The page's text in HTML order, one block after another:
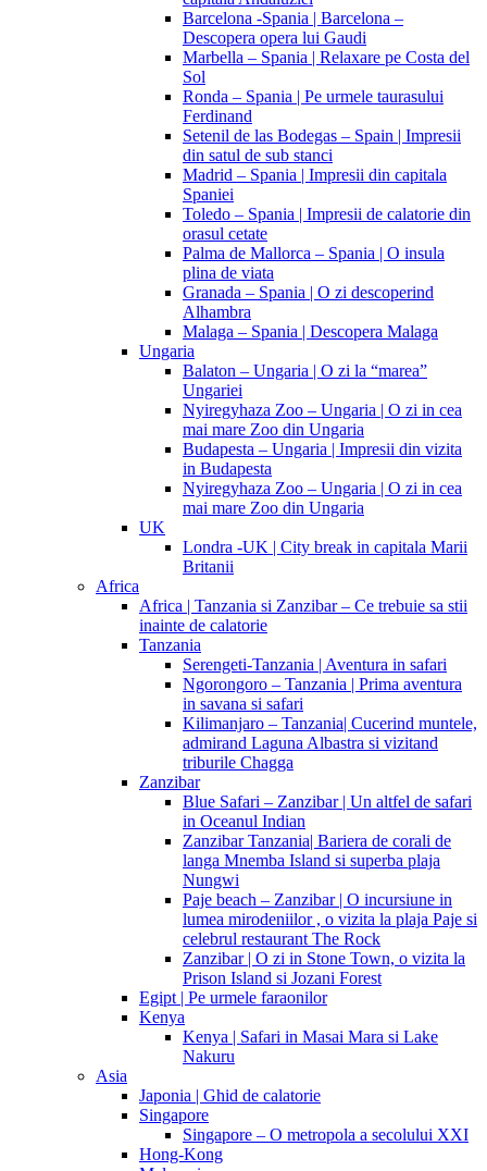
Barcelona -Spania | Barcelona –
Descopera opera lui Gaudi
Marbella – Spania | Relaxare pe Costa del
Sol
Ronda – Spania | Pe urmele taurasului
Ferdinand
Setenil de las Bodegas – Spain | Impresii
din satul de sub stanci
Madrid – Spania | Impresii din capitala
Spaniei
Toledo – Spania | Impresii de calatorie din
orasul cetate
Palma de Mallorca – Spania | O insula
plina de viata
Granada – Spania | O zi descoperind
Alhambra
Malaga – Spania | Descopera Malaga
Ungaria
Balaton – Ungaria | O zi la “marea”
Ungariei
Nyiregyhaza Zoo – Ungaria | O zi in cea
mai mare Zoo din Ungaria
Budapesta – Ungaria | Impresii din vizita
in Budapesta
Nyiregyhaza Zoo – Ungaria | O zi in cea
mai mare Zoo din Ungaria
UK
Londra -UK | City break in capitala Marii
Britanii
Africa
Africa | Tanzania si Zanzibar – Ce trebuie sa stii
inainte de calatorie
Tanzania
Serengeti-Tanzania | Aventura in safari
Ngorongoro – Tanzania | Prima aventura
in savana si safari
Kilimanjaro – Tanzania| Cucerind muntele,
admirand Laguna Albastra si vizitand
triburile Chagga
Zanzibar
Blue Safari – Zanzibar | Un altfel de safari
in Oceanul Indian
Zanzibar Tanzania| Bariera de corali de
langa Mnemba Island si superba plaja
Nungwi
Paje beach – Zanzibar | O incursiune in
lumea mirodeniilor , o vizita la plaja Paje si
celebrul restaurant The Rock
Zanzibar | O zi in Stone Town, o vizita la
Prison Island si Jozani Forest
Egipt | Pe urmele faraonilor
Kenya
Kenya | Safari in Masai Mara si Lake
Nakuru
Asia
Japonia | Ghid de calatorie
Singapore
Singapore – O metropola a secolului XXI
Hong-Kong